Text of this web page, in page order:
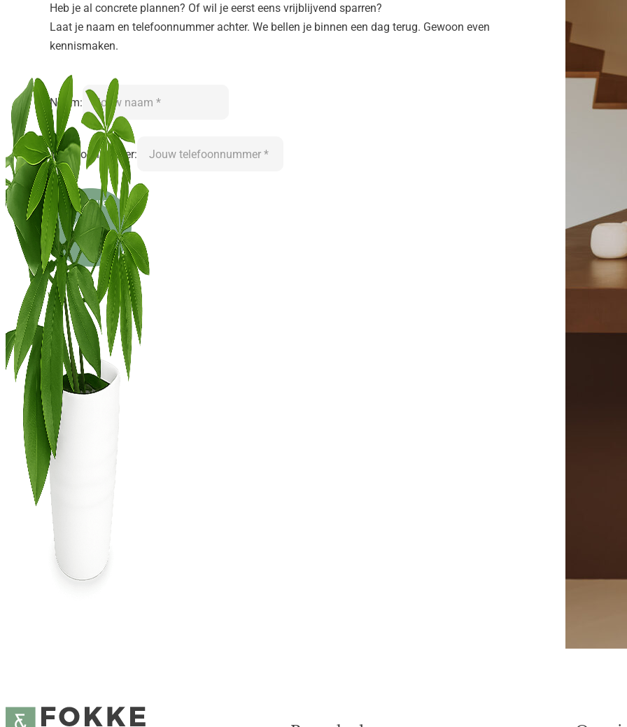
Heb je al concrete plannen? Of wil je eerst eens vrijblijvend sparren?
Laat je naam en telefoonnummer achter. We bellen je binnen een dag terug. Gewoon even
kennismaken.
Naam:
Telefoonnummer:
Versturen